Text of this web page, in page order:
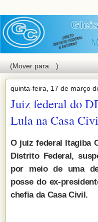
quinta-feira, 17 de março
Juiz federal do
Lula na Casa
O juiz federal Itagiba
Distrito Federal,
por meio de uma
posse do ex-
chefia da Casa Civil.